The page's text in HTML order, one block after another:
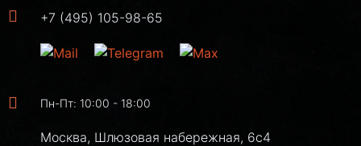
+7 (495) 105-98-65
Пн-Пт: 10:00 - 18:00
Москва, Шлюзовая набережная, 6с4